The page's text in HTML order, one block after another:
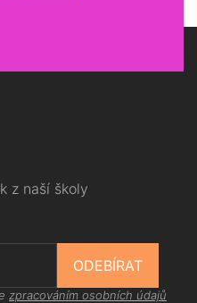
z naší školy
ODEBÍRAT
zpracováním osobních údajů